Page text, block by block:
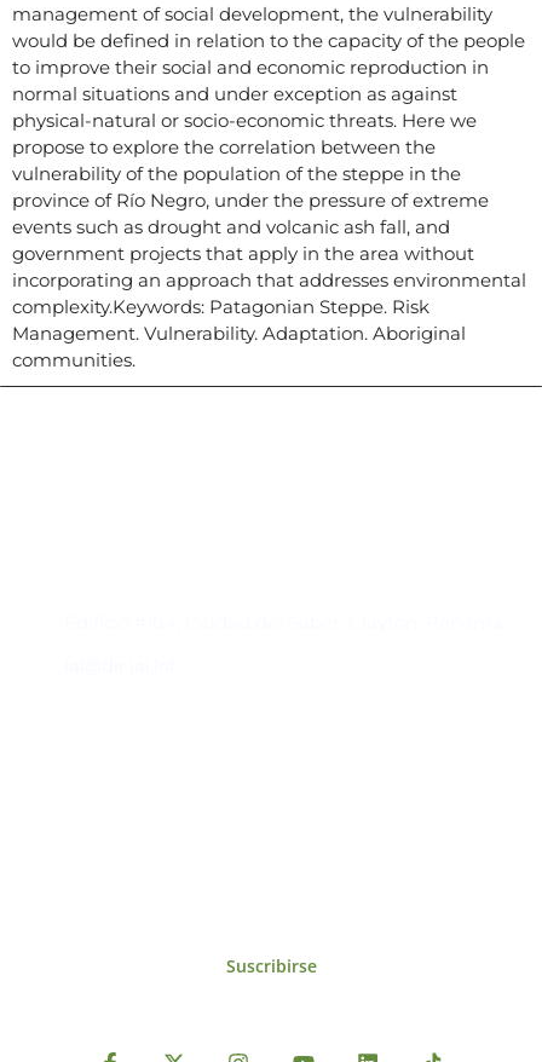
management of social development, the vulnerability
would be defined in relation to the capacity of the people
to improve their social and economic reproduction in
normal situations and under exception as against
physical-natural or socio-economic threats. Here we
propose to explore the correlation between the
vulnerability of the population of the steppe in the
province of Río Negro, under the pressure of extreme
events such as drought and volcanic ash fall, and
government projects that apply in the area without
incorporating an approach that addresses environmental
complexity.Keywords: Patagonian Steppe. Risk
Management. Vulnerability. Adaptation. Aboriginal
communities.
Suscribirse